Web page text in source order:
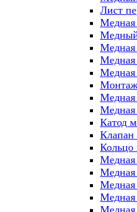
Лист
Медная
Медная
Медная
Медная
Медная
Катод
Кольцо
Медная
Медная
Медная
Медная